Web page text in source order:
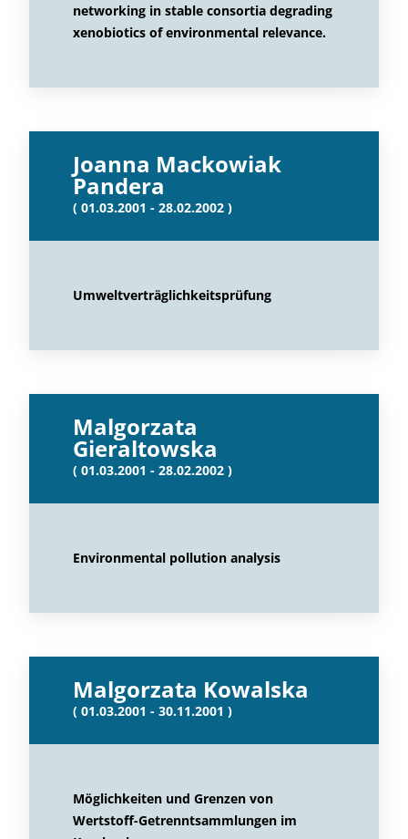
networking in stable consortia degrading
xenobiotics of environmental relevance.
Joanna Mackowiak
Pandera
( 01.03.2001 - 28.02.2002 )
Umweltverträglichkeitsprüfung
Malgorzata
Gieraltowska
( 01.03.2001 - 28.02.2002 )
Environmental pollution analysis
Malgorzata Kowalska
( 01.03.2001 - 30.11.2001 )
Möglichkeiten und Grenzen von
Wertstoff-Getrenntsammlungen im